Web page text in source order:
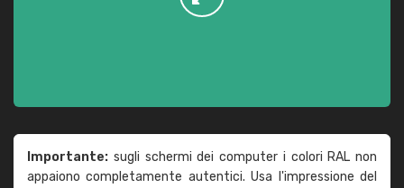
Importante: sugli schermi dei computer i colori RAL non
appaiono completamente autentici. Usa l'impressione del